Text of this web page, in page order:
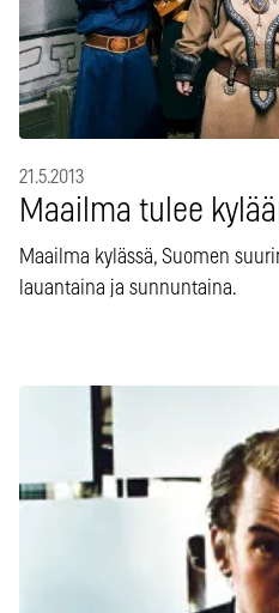
21.5.2013
Maailma tulee
Maailma kylässä, Suomen
lauantaina ja sunnuntaina.